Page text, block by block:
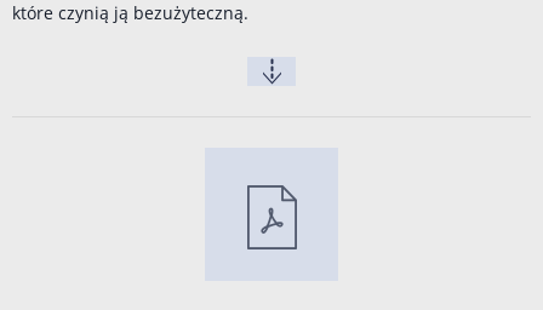
które czynią ją bezużyteczną.